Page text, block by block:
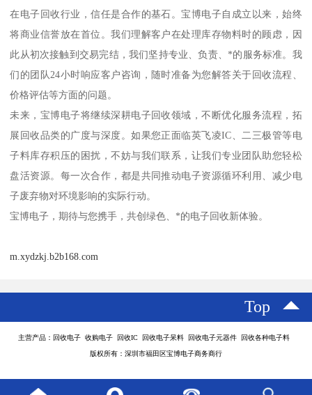
在电子回收行业，信任是合作的基石。宝博电子自成立以来，始终
将商业信誉放在首位。我们理解客户在处理库存物料时的顾虑，因
此从初次接触到交易完结，我们坚持专业、负责、*的服务标准。我
们的团队24小时响应客户咨询，随时准备为您解答关于回收流程、
价格评估等方面的问题。
未来，宝博电子将继续深耕电子回收领域，不断优化服务流程，拓
展回收品类的广度与深度。如果您正面临英飞凌IC、二三极管等电
子料库存积压的困扰，不妨与我们联系，让我们专业团队助您轻松
盘活资源。每一次合作，都是共同推动电子资源循环利用、减少电
子废弃物对环境影响的实际行动。
宝博电子，期待与您携手，共创绿色、*的电子回收新体验。
m.xydzkj.b2b168.com
Top
主营产品：回收电子 收购电子 回收IC 回收电子呆料 回收电子元器件 回收各种电子料
版权所有：深圳市福田区宝博电子商务商行